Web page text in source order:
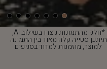
*חלק מהתמונות נוצרו בשילוב AI,
תיתכן סטייה קלה מאוד בין התמונה
למוצר, מוזמנות למדוד בסניפים